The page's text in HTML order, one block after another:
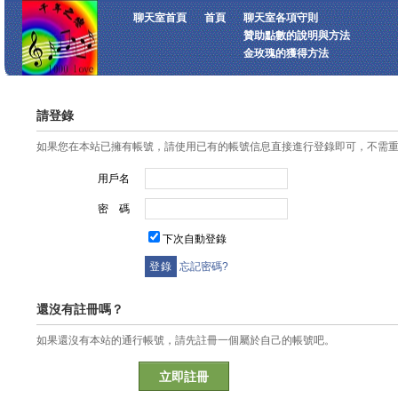
聊天室首頁 首頁
聊天室各項守則
贊助點數的說明與方法
金玫瑰的獲得方法
請登錄
如果您在本站已擁有帳號，請使用已有的帳號信息直接進行登錄即可，不需
用戶名
密 碼
下次自動登錄
忘記密碼?
還沒有註冊嗎？
如果還沒有本站的通行帳號，請先註冊一個屬於自己的帳號吧。
立即註冊